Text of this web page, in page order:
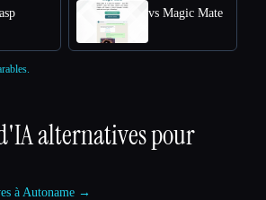
vs Magic Mate
alternatives pour
à Autoname →